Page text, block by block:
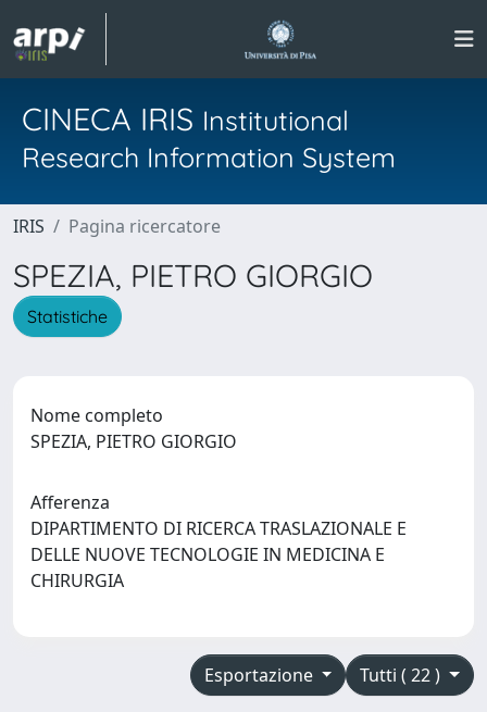
CINECA IRIS Institutional
Research Information System
IRIS Pagina ricercatore
SPEZIA, PIETRO GIORGIO
Statistiche
Nome completo
SPEZIA, PIETRO GIORGIO
Afferenza
DIPARTIMENTO DI RICERCA TRASLAZIONALE E
DELLE NUOVE TECNOLOGIE IN MEDICINA E
CHIRURGIA
Tutti ( 22 )
Esportazione